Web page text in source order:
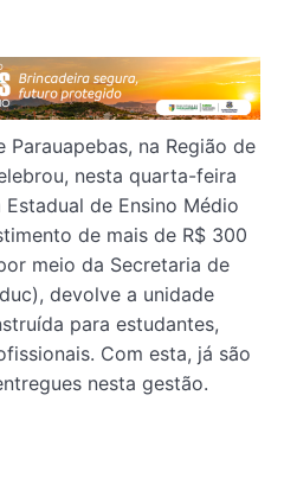
na Região de
nesta quarta-feira
de Ensino Médio
de mais de R$ 300
meio da Secretaria de
devolve a unidade
para estudantes,
Com esta, já são
nesta gestão.